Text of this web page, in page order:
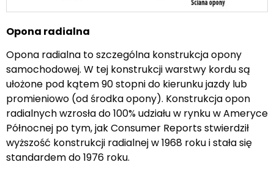
Opona radialna
Opona radialna to szczególna konstrukcja opony
samochodowej. W tej konstrukcji warstwy kordu są
ułożone pod kątem 90 stopni do kierunku jazdy lub
promieniowo (od środka opony). Konstrukcja opon
radialnych wzrosła do 100% udziału w rynku w Ameryce
Północnej po tym, jak Consumer Reports stwierdził
wyższość konstrukcji radialnej w 1968 roku i stała się
standardem do 1976 roku.